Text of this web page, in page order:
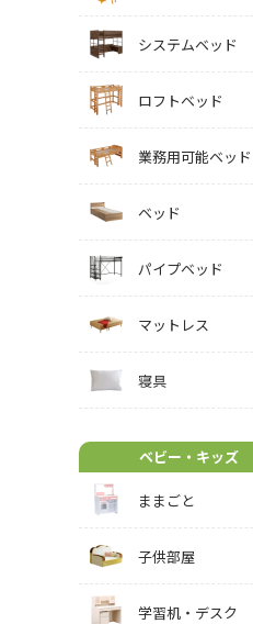
システムベッド
ロフトベッド
業務用可能ベッド
ベッド
パイプベッド
マットレス
寝具
ベビー・キッズ
ままごと
子供部屋
学習机・デスク